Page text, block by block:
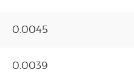
0.0045
0.0039